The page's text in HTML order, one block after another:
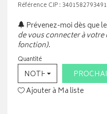
Référence CIP : 3401582793491
Prévenez-moi dès que
de vous connecter à
fonction).
Quantité
NOTHING SELECTED
Ajouter à Ma liste